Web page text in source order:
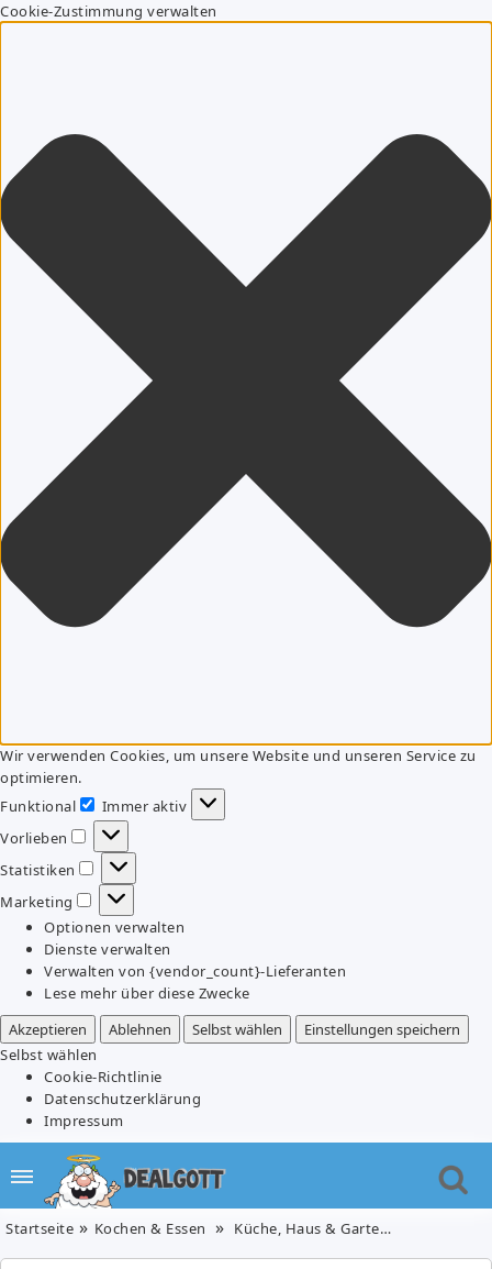
Cookie-Zustimmung verwalten
Wir verwenden Cookies, um unsere Website und unseren Service zu
optimieren.
Funktional
Funktional
Immer aktiv
Vorlieben
Vorlieben
Statistiken
Statistiken
Marketing
Marketing
Optionen verwalten
Dienste verwalten
Verwalten von {vendor_count}-Lieferanten
Lese mehr über diese Zwecke
Akzeptieren
Ablehnen Selbst wählen
Einstellungen speichern
Selbst wählen
Cookie-Richtlinie
Datenschutzerklärung
Impressum
Startseite Kochen & Essen Küche, Haus & Garten